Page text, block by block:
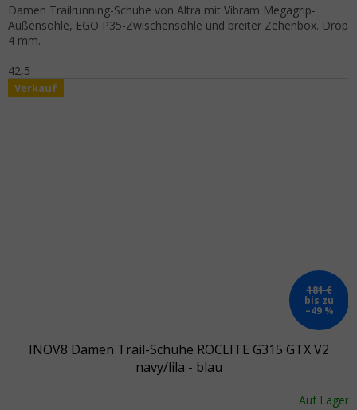
Damen Trailrunning-Schuhe von Altra mit Vibram Megagrip-
Außensohle, EGO P35-Zwischensohle und breiter Zehenbox. Drop
4 mm.
42,5
Verkauf
181 €
bis zu
–49 %
INOV8 Damen Trail-Schuhe ROCLITE G315 GTX V2
navy/lila - blau
Auf Lager